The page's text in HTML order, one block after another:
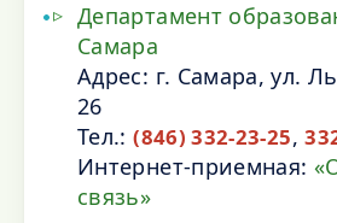
Департамент
Самара
Адрес: г. Самара, ул.
26
Тел.:(846) 332-23-25,
Интернет-приемная:
связь»